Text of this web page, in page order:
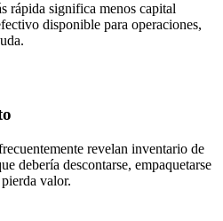
rápida significa menos capital
disponible para operaciones,
revelan inventario de
debería descontarse, empaquetarse
valor.